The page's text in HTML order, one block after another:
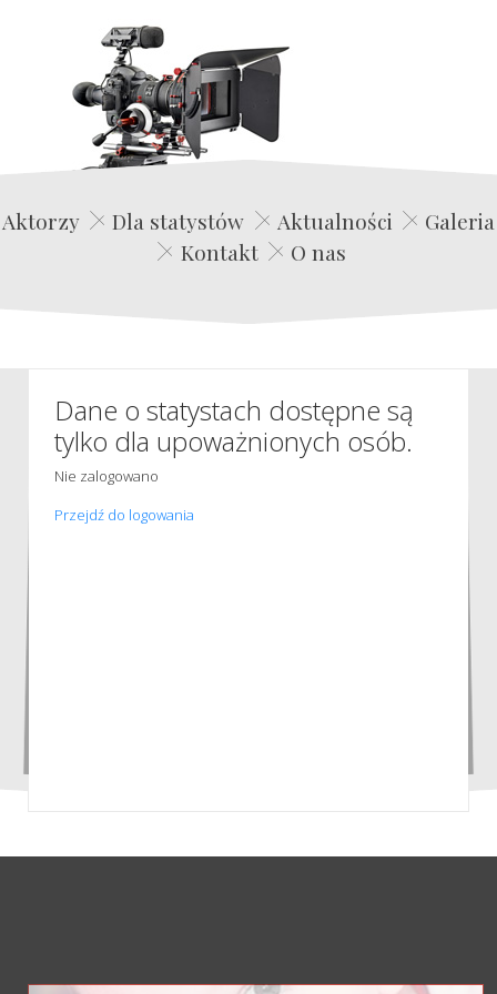
Edwin Film Agencja Aktorska
Aktorzy Dla statystów Aktualności
Galeria
Kontakt
O nas
Dane o statystach dostępne są
tylko dla upoważnionych osób.
Nie zalogowano
Przejdź do logowania